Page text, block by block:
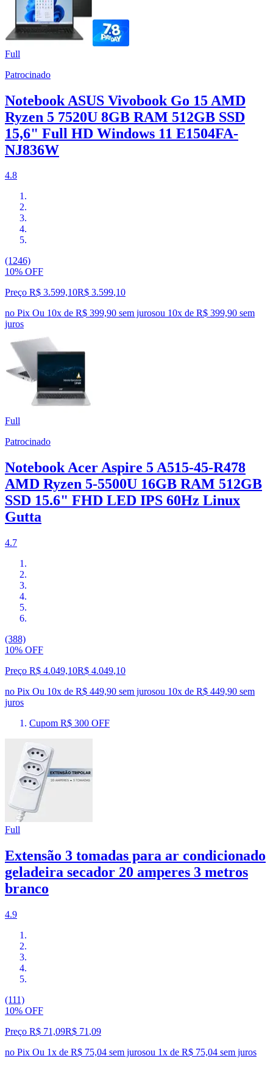
Full
Patrocinado
Notebook ASUS Vivobook Go 15 AMD
Ryzen 5 7520U 8GB RAM 512GB SSD
15,6" Full HD Windows 11 E1504FA-
NJ836W
4.8
(1246)
10% OFF
Preço R$ 3.599,10R$ 3.599,10
no Pix Ou 10x de R$ 399,90 sem jurosou 10x de R$ 399,90 sem
juros
Full
Patrocinado
Notebook Acer Aspire 5 A515-45-R478
AMD Ryzen 5-5500U 16GB RAM 512GB
SSD 15.6" FHD LED IPS 60Hz Linux
Gutta
4.7
(388)
10% OFF
Preço R$ 4.049,10R$ 4.049,10
no Pix Ou 10x de R$ 449,90 sem jurosou 10x de R$ 449,90 sem
juros
Cupom R$ 300 OFF
Full
Extensão 3 tomadas para ar condicionado
geladeira secador 20 amperes 3 metros
branco
4.9
(111)
10% OFF
Preço R$ 71,09R$ 71 ,09
no Pix Ou 1x de R$ 75,04 sem jurosou 1x de R$ 75,04 sem juros